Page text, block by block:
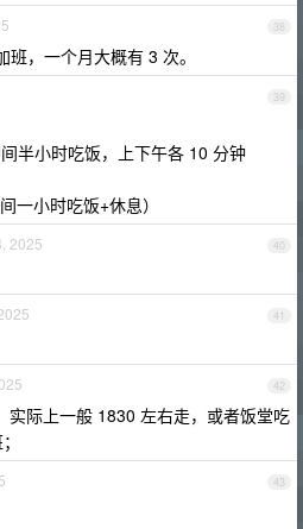
38
，一个月大概有 3 次。
39
半小时吃饭，上下午各 10 分钟
一小时吃饭+休息）
40
2025
41
42
实际上一般 1830 左右走，或者饭堂吃
43